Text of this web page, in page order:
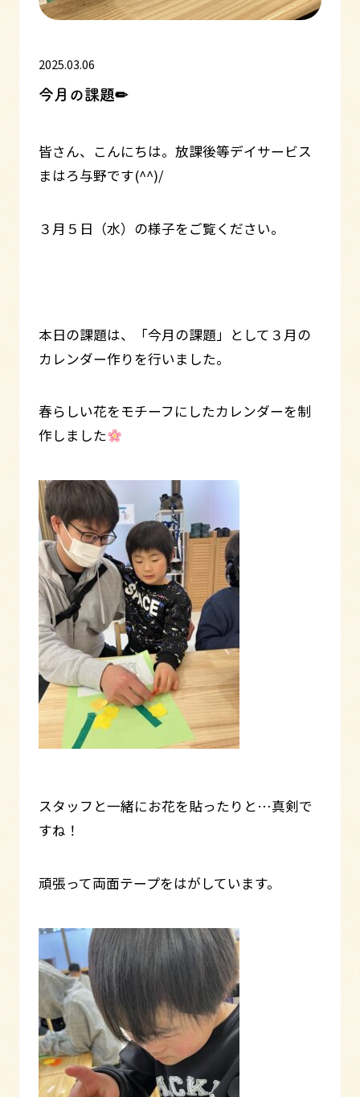
2025.03.06
今月の課題✏
皆さん、こんにちは。放課後等デイサービス
まはろ与野です(^^)/
３月５日（水）の様子をご覧ください。
本日の課題は、「今月の課題」として３月の
カレンダー作りを行いました。
春らしい花をモチーフにしたカレンダーを制
作しました
スタッフと一緒にお花を貼ったりと…真剣で
すね！
頑張って両面テープをはがしています。